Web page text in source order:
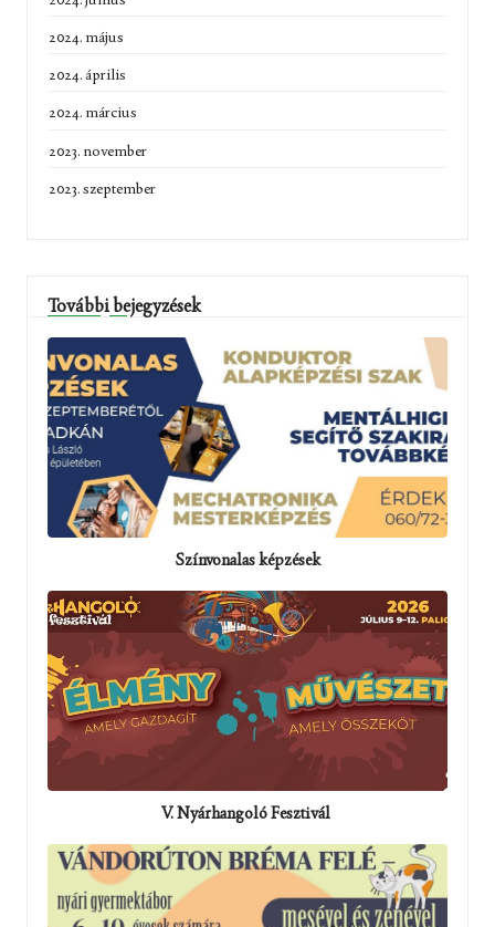
2024. május
2024. április
2024. március
2023. november
2023. szeptember
További bejegyzések
Színvonalas képzések
V. Nyárhangoló Fesztivál